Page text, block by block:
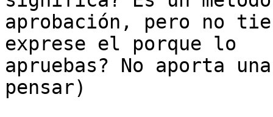
aprobación, pero no
exprese el porque lo
apruebas? No aporta
pensar)